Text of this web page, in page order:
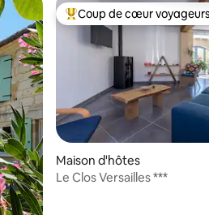
: 4,99 sur 5
Coups de cœur voyageurs
Coup de cœur voyageurs
Maison d'hôtes
Le Clos Versailles ***